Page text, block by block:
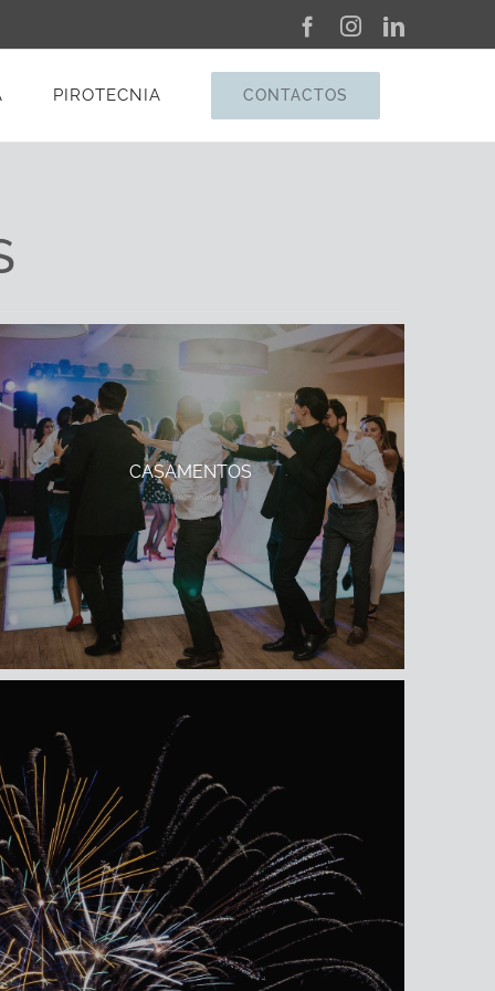
Facebook
InstagramLinkedIn
PIROTECNIA CONTACTOS
CASAMENTOS